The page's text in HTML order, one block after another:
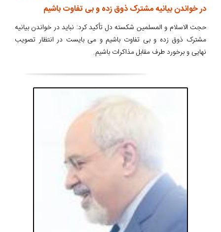
در خواندن بیانیه مشترک ذوق زده و بی تفاوت باشیم
حجت الاسلام و المسلمین شکسته دل تأکید کرد: نباید در خواندن بیانیه
مشترک ذوق زده و بی تفاوت باشیم و می بایست در انتظار تصویب
نهایی و برخورد طرف مقابل مذاکرات باشیم.